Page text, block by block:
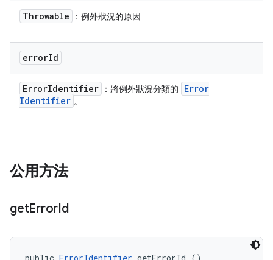
Throwable ：例外狀況的原因
errorId
ErrorIdentifier ：將例外狀況分類的
Error
Identifier 。
公用方法
getErrorId